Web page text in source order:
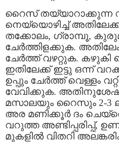
റൈസ് തയ്യാറാക്കുന്ന
നെയ്യൊഴിച്ച്
തക്കോലം, ഗ്രാമ്പൂ,
ചേര്‍ത്തിളക്കുക.
ചേര്‍ത്ത് വഴറ്റുക. കഴുകി
ഇതിലേക്ക് ഇട്ടു ഒന്ന്
ഉപ്പും ചേര്‍ത്ത് വെള്ളം
വേവിക്കുക.
മസാലയും റൈസും 2-3
അര മണിക്കൂര്‍ ദം
വറുത്ത അണ്ടിപ്പരിപ്പ്,
മുകളില്‍ വിതറി